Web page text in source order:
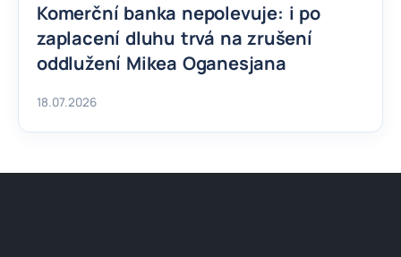
Komerční banka nepolevuje: i po
zaplacení dluhu trvá na zrušení
oddlužení Mikea Oganesjana
18.07.2026